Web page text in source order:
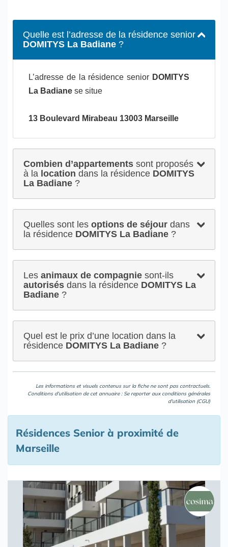
Quelle est l’adresse de la résidence senior
DOMITYS La Badiane ?
L’adresse de la résidence senior DOMITYS
La Badiane se situe
13 Boulevard Mirabeau 13003 Marseille
Combien d’appartements sont proposés
à la location dans la résidence DOMITYS
La Badiane ?
Quelles sont les options de séjour dans
la résidence DOMITYS La Badiane ?
Les animaux de compagnie sont-ils
autorisés dans la résidence DOMITYS La
Badiane ?
Quel est le prix d’une location dans la
résidence DOMITYS La Badiane ?
Les informations et visuels contenus sur la fiche ne sont pas contractuels.
Conditions d'utilisation de cet annuaire : Se reporter aux conditions générales
d'utilisation (CGU)
Résidences Senior à proximité de
Marseille